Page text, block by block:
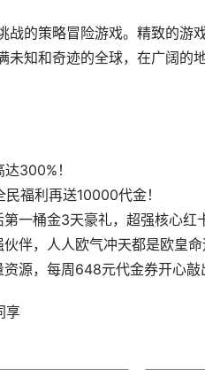
战的策略冒险游戏。精致的
未知和奇迹的全球，在广阔的
300%！
福利再送10000代金！
一桶金3天豪礼，超强核心红
伴，人人欧气冲天都是欧皇命
源，每周648元代金券开心敲
享